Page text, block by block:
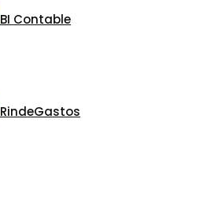
BI Contable
RindeGastos